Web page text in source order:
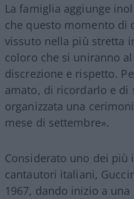
La famiglia aggiunge
che questo momento di
vissuto nella più stretta
coloro che si uniranno
discrezione e rispetto.
amato, di ricordarlo e di
organizzata una
mese di settembre».
Considerato uno dei più
cantautori italiani,
1967, dando inizio a